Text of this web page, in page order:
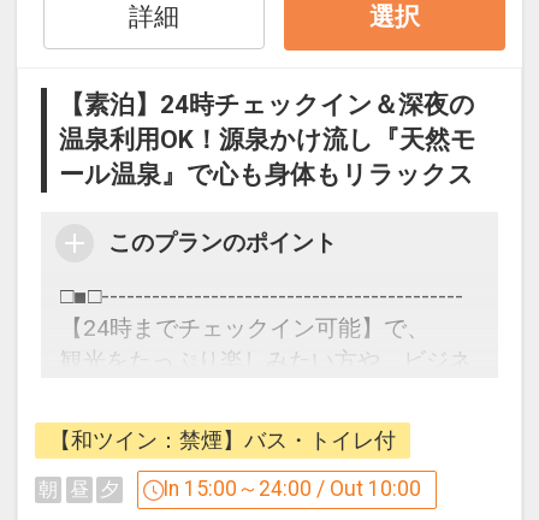
のもおすすめです！
遅い時間にも開放しておりますので、お
［時間］チェックイン～翌朝9：00
※午前2:00～3:00は男女浴場入替えの
・道の駅 ガーデンスパ十勝川温泉（徒歩
1分）
・北海道立十勝エコロジーパーク（車で
3分）
全体面積は400ヘクタール以上の広大な
詳細 選択
【素泊】24時チェックイン＆深夜の
温泉利用OK！源泉かけ流し『天然モ
ール温泉』で心も身体もリラックス
このプランのポイント
□■□-------------------------------------------
【24時までチェックイン可能】で、
観光をたっぷり楽しみたい方や、ビジネ
世界でも珍しい『源泉かけ流しモール温
泉』で、疲れを癒す十勝旅！
--------------------------------------------□■□
【和ツイン：禁煙】バス・トイレ付
朝 昼 夕 In 15:00～24:00 / Out 10:00